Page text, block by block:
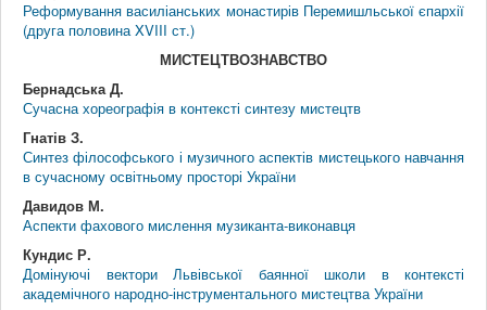
Реформування василіанських монастирів Перемишльської єпархії
(друга половина XVIII ст.)
МИСТЕЦТВОЗНАВСТВО
Бернадська Д.
Сучасна хореографія в контексті синтезу мистецтв
Гнатів З.
Синтез філософського і музичного аспектів мистецького навчання
в сучасному освітньому просторі України
Давидов М.
Аспекти фахового мислення музиканта-виконавця
Кундис Р.
Домінуючі вектори Львівської баянної школи в контексті
академічного народно-інструментального мистецтва України